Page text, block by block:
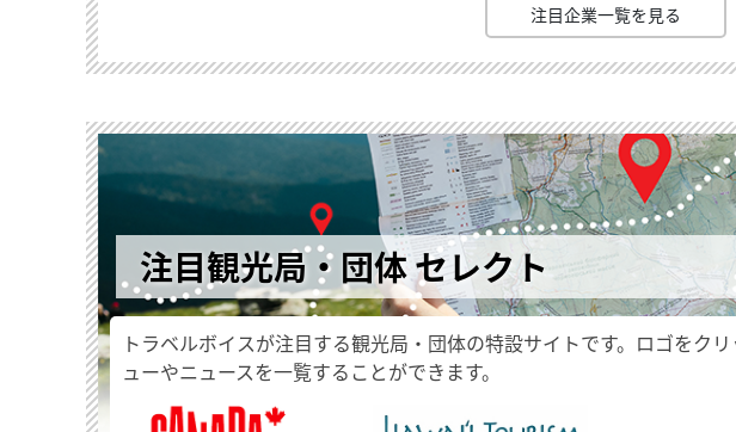
注目企業一覧を見る
注目観光局・団体 セレクト
トラベルボイスが注目する観光局・団体の特設サイトです。ロゴをク
ューやニュースを一覧することができます。